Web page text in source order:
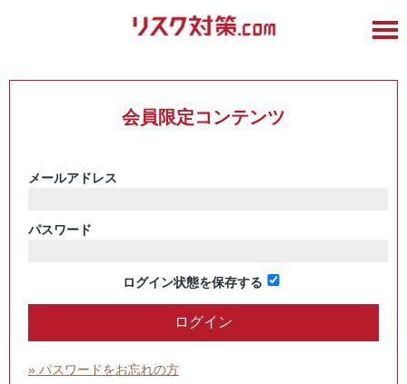
会員限定コンテンツ
メールアドレス
パスワード
ログイン状態を保存する
» パスワードをお忘れの方